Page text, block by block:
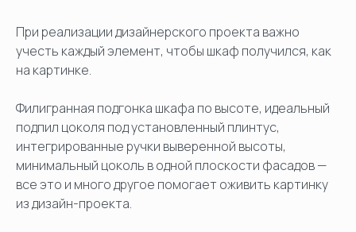
При реализации дизайнерского проекта важно
учесть каждый элемент, чтобы шкаф получился, как
на картинке.
Филигранная подгонка шкафа по высоте, идеальный
подпил цоколя под установленный плинтус,
интегрированные ручки выверенной высоты,
минимальный цоколь в одной плоскости фасадов —
все это и много другое помогает оживить картинку
из дизайн-проекта.